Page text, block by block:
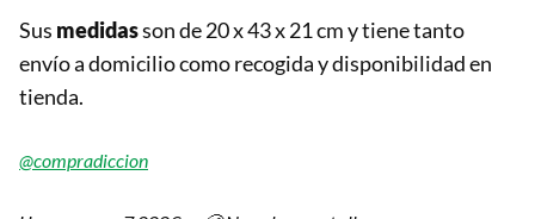
Sus medidasson de 20 x 43 x 21 cm y tiene tanto
envío a domicilio como recogida y disponibilidad en
tienda.
@compradiccion